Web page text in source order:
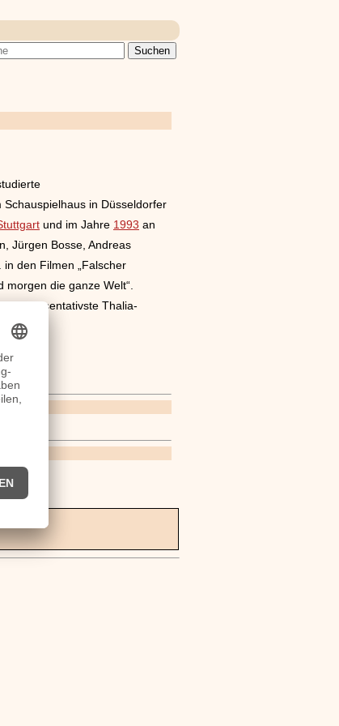
in Düsseldorfer
und im Jahre 1993 an
Jürgen Bosse, Andreas
den Filmen „Falscher
morgen die ganze Welt“.
repräsentativste Thalia-